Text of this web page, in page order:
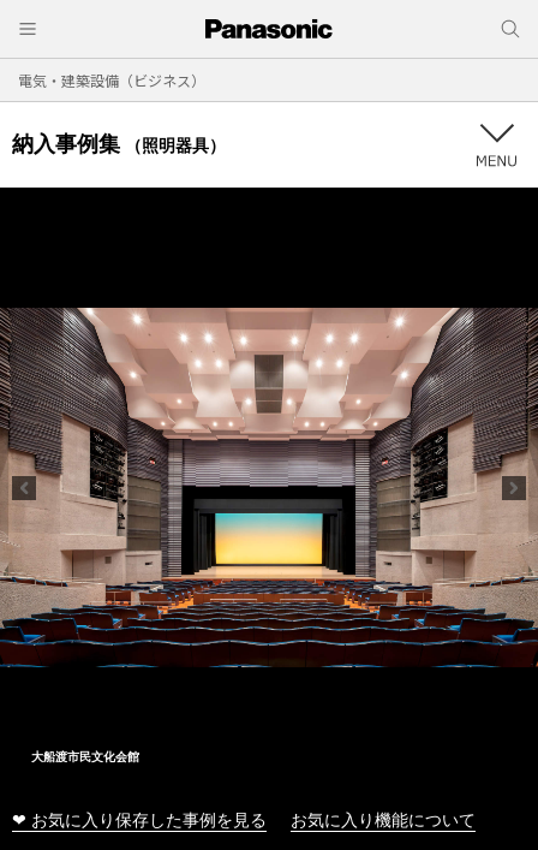
電気・建築設備（ビジネス）
納入事例集 （照明器具）
大船渡市民文化会館
❤ お気に入り保存した事例を見る お気に入り機能について